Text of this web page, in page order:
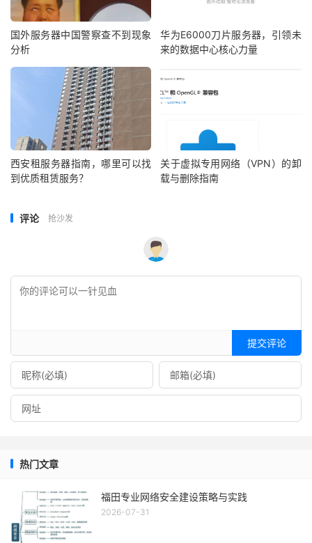
国外服务器中国警察查不到现象
分析
华为E6000刀片服务器，引领未
来的数据中心核心力量
西安租服务器指南，哪里可以找
到优质租赁服务？
关于虚拟专用网络（VPN）的卸
载与删除指南
评论 抢沙发
提交评论
热门文章
福田专业网络安全建设策略与实践
2026-07-31